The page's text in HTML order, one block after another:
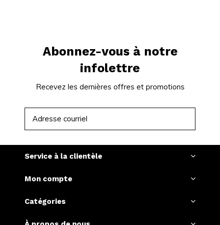
Abonnez-vous à notre
infolettre
Recevez les dernières offres et promotions
Service à la clientèle
Mon compte
Catégories